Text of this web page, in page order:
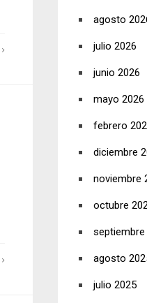
agosto
julio 2026
junio 2026
mayo 2026
febrero
diciembre
noviembre
octubre
septiembre
agosto
julio 2025